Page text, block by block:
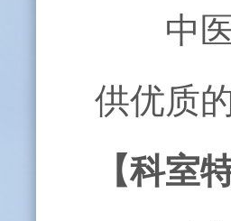
中医
供优质
【科室